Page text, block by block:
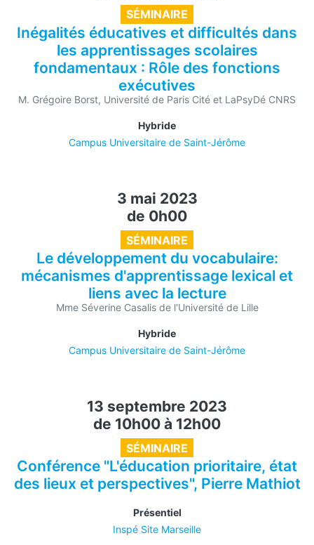
SÉMINAIRE
Inégalités éducatives et difficultés dans
les apprentissages scolaires
fondamentaux : Rôle des fonctions
exécutives
M. Grégoire Borst, Université de Paris Cité et LaPsyDé CNRS
Hybride
Campus Universitaire de Saint-Jérôme
3 mai 2023
de 0h00
SÉMINAIRE
Le développement du vocabulaire:
mécanismes d'apprentissage lexical et
liens avec la lecture
Mme Séverine Casalis de l'Université de Lille
Hybride
Campus Universitaire de Saint-Jérôme
13 septembre 2023
de 10h00 à 12h00
SÉMINAIRE
Conférence "L'éducation prioritaire, état
des lieux et perspectives", Pierre Mathiot
Présentiel
Inspé Site Marseille